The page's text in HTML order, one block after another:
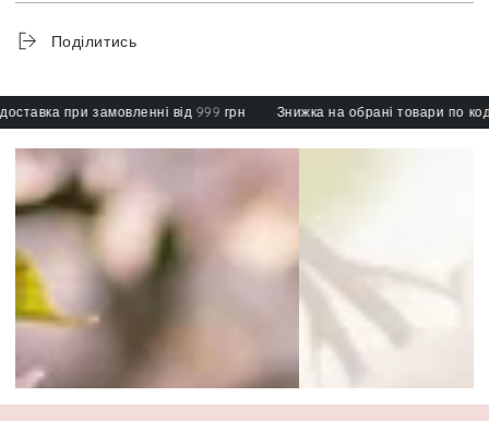
Поділитись
при замовленні від 999 грн Знижка на обрані товари по коду: